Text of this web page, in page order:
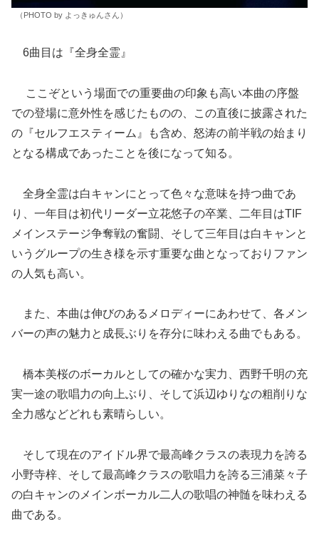
（PHOTO by よっきゅんさん）
6曲目は『全身全霊』
ここぞという場面での重要曲の印象も高い本曲の序盤
での登場に意外性を感じたものの、この直後に披露された
の『セルフエスティーム』も含め、怒涛の前半戦の始まり
となる構成であったことを後になって知る。
全身全霊は白キャンにとって色々な意味を持つ曲であ
り、一年目は初代リーダー立花悠子の卒業、二年目はTIF
メインステージ争奪戦の奮闘、そして三年目は白キャンと
いうグループの生き様を示す重要な曲となっておりファン
の人気も高い。
また、本曲は伸びのあるメロディーにあわせて、各メン
バーの声の魅力と成長ぶりを存分に味わえる曲でもある。
橋本美桜のボーカルとしての確かな実力、西野千明の充
実一途の歌唱力の向上ぶり、そして浜辺ゆりなの粗削りな
全力感などどれも素晴らしい。
そして現在のアイドル界で最高峰クラスの表現力を誇る
小野寺梓、そして最高峰クラスの歌唱力を誇る三浦菜々子
の白キャンのメインボーカル二人の歌唱の神髄を味わえる
曲である。